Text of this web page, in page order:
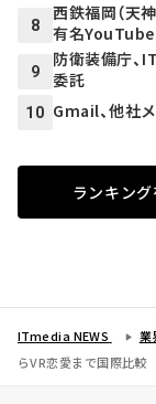
8
西鉄福岡（天
有名
9
防衛装備庁、
委託
10 Gmail、他社
ランキン
ITmedia NEWS 業
らVR恋愛まで国際比